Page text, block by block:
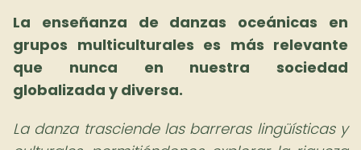
La enseñanza de danzas oceánicas en
grupos multiculturales es más relevante
que nunca en nuestra sociedad
globalizada y diversa.
La danza trasciende las barreras lingüísticas y